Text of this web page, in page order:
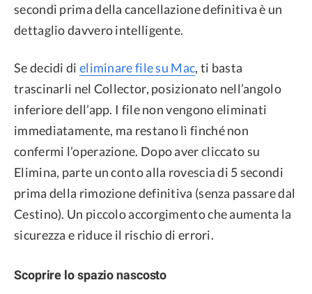
secondi prima della cancellazione definitiva è un
dettaglio davvero intelligente.
Se decidi di eliminare file su Mac, ti basta
trascinarli nel Collector, posizionato nell’angolo
inferiore dell’app. I file non vengono eliminati
immediatamente, ma restano lì finché non
confermi l’operazione. Dopo aver cliccato su
Elimina, parte un conto alla rovescia di 5 secondi
prima della rimozione definitiva (senza passare dal
Cestino). Un piccolo accorgimento che aumenta la
sicurezza e riduce il rischio di errori.
Scoprire lo spazio nascosto